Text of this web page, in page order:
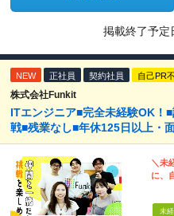
掲載終了予定
NEW 正社員 契約社員 自己PR
株式会社Funkit
ITエンジニア■完全未経験OK！
戦■残業なし■年休125日以上・
＼未
に、
未